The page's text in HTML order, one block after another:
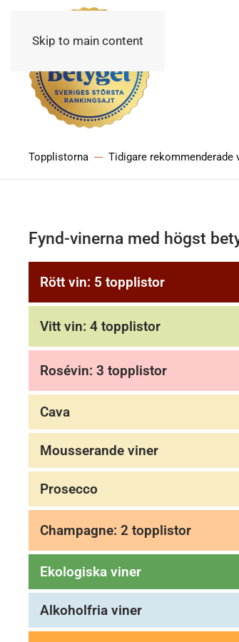
Skip to main content
Topplistorna Tidigare rekommenderade
Fynd-vinerna med högst
Rött vin: 5 topplistor
Vitt vin: 4 topplistor
Rosévin: 3 topplistor
Cava
Mousserande viner
Prosecco
Champagne: 2 topplistor
Ekologiska viner
Alkoholfria viner